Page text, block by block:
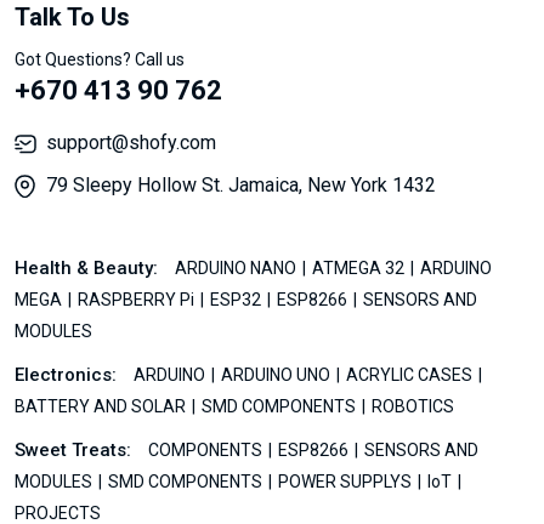
Talk To Us
Got Questions? Call us
+670 413 90 762
support@shofy.com
79 Sleepy Hollow St. Jamaica, New York 1432
Health & Beauty: ARDUINO NANO ATMEGA 32
ARDUINO
MEGA
RASPBERRY Pi ESP32 ESP8266
SENSORS AND
MODULES
Electronics: ARDUINO ARDUINO UNO
ACRYLIC CASES
BATTERY AND SOLAR
SMD COMPONENTS ROBOTICS
Sweet Treats: COMPONENTS ESP8266
SENSORS AND
MODULES
SMD COMPONENTS POWER SUPPLYS
IoT
PROJECTS